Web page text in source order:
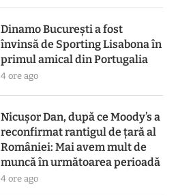
Dinamo București a fost
învinsă de Sporting Lisabona în
primul amical din Portugalia
4 ore ago
Nicușor Dan, după ce Moody’s a
reconfirmat rantigul de țară al
României: Mai avem mult de
muncă în următoarea perioadă
4 ore ago